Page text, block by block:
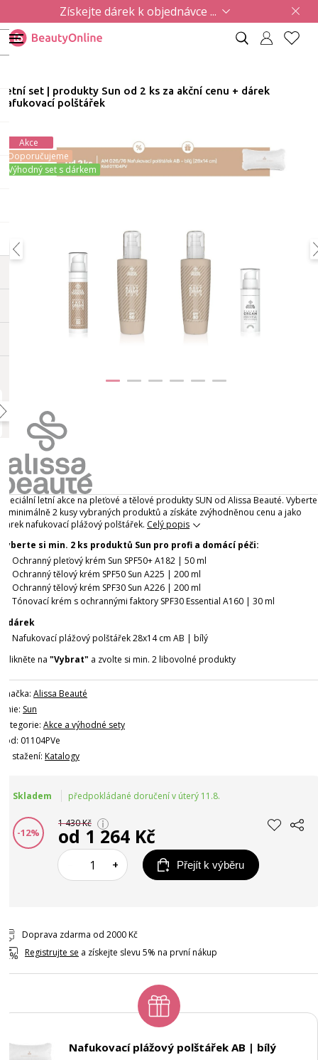
Získejte dárek k objednávce ...
Letní set | produkty Sun od 2 ks za akční cenu + dárek
nafukovací polštářek
Akce
Doporučujeme
Výhodný set s dárkem
Speciální letní akce na pleťové a tělové produkty SUN od Alissa Beauté. Vyberte
si minimálně 2 kusy vybraných produktů a získáte zvýhodněnou cenu a jako
dárek nafukovací plážový polštářek. Celý popis
Vyberte si min. 2 ks produktů Sun pro profi a domácí péči:
Ochranný pleťový krém Sun SPF50+ A182 | 50 ml
Ochranný tělový krém SPF50 Sun A225 | 200 ml
Ochranný tělový krém SPF30 Sun A226 | 200 ml
Tónovací krém s ochrannými faktory SPF30 Essential A160 | 30 ml
+ dárek
Nafukovací plážový polštářek 28x14 cm AB | bílý
*klikněte na "Vybrat" a zvolte si min. 2 libovolné produkty
Značka: Alissa Beauté
Linie: Sun
Kategorie: Akce a výhodné sety
Kód: 01104PVe
Ke stažení: Katalogy
Skladem předpokládané doručení v úterý 11.8.
-12%
1 430 Kč
od 1 264 Kč
+ Přejít k výběru
Doprava zdarma od 2000 Kč
Registrujte se a získejte slevu 5% na první nákup
Nafukovací plážový polštářek AB | bílý